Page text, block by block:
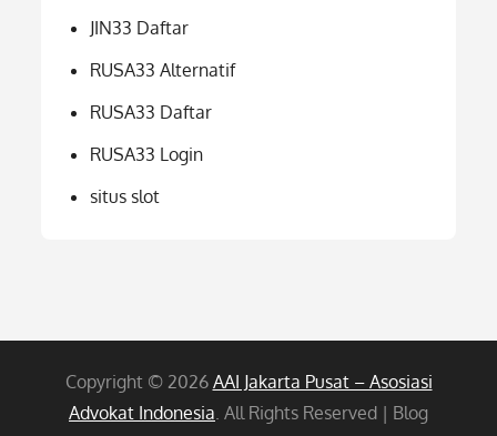
JIN33 Daftar
RUSA33 Alternatif
RUSA33 Daftar
RUSA33 Login
situs slot
Copyright © 2026 AAI Jakarta Pusat – Asosiasi
Advokat Indonesia. All Rights Reserved | Blog